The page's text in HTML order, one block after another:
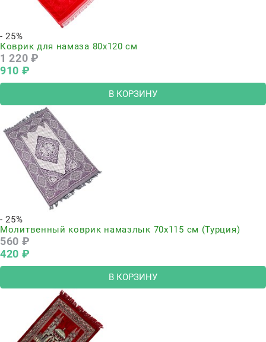
- 25%
Коврик для намаза 80х120 см
1 220 ₽
910 ₽
В КОРЗИНУ
- 25%
Молитвенный коврик намазлык 70х115 см (Турция)
560 ₽
420 ₽
В КОРЗИНУ